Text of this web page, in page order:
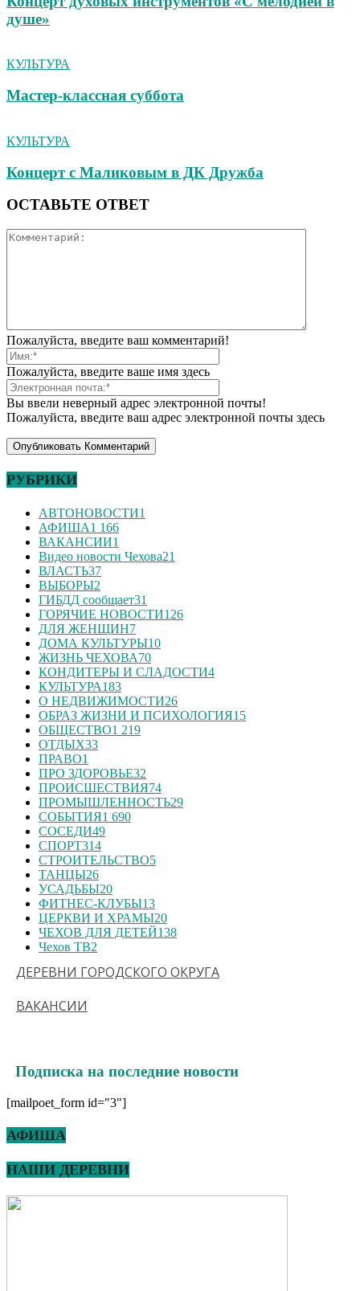
душе»
КУЛЬТУРА
Мастер-классная суббота
КУЛЬТУРА
Концерт с Маликовым в ДК Дружба
ОСТАВЬТЕ ОТВЕТ
Пожалуйста, введите ваш комментарий!
Пожалуйста, введите ваше имя здесь
Вы ввели неверный адрес электронной почты!
Пожалуйста, введите ваш адрес электронной почты здесь
РУБРИКИ
АВТОНОВОСТИ1
АФИША1 166
ВАКАНСИИ1
Видео новости Чехова21
ВЛАСТЬ37
ВЫБОРЫ2
ГИБДД сообщает31
ГОРЯЧИЕ НОВОСТИ126
ДЛЯ ЖЕНЩИН7
ДОМА КУЛЬТУРЫ10
ЖИЗНЬ ЧЕХОВА70
КОНДИТЕРЫ И СЛАДОСТИ4
КУЛЬТУРА183
О НЕДВИЖИМОСТИ26
ОБРАЗ ЖИЗНИ И ПСИХОЛОГИЯ15
ОБЩЕСТВО1 219
ОТДЫХ33
ПРАВО1
ПРО ЗДОРОВЬЕ32
ПРОИСШЕСТВИЯ74
ПРОМЫШЛЕННОСТЬ29
СОБЫТИЯ1 690
СОСЕДИ49
СПОРТ314
СТРОИТЕЛЬСТВО5
ТАНЦЫ26
УСАДЬБЫ20
ФИТНЕС-КЛУБЫ13
ЦЕРКВИ И ХРАМЫ20
ЧЕХОВ ДЛЯ ДЕТЕЙ138
Чехов ТВ2
ДЕРЕВНИ ГОРОДСКОГО ОКРУГА
ВАКАНСИИ
Подписка на последние новости
[mailpoet_form id="3"]
АФИША
НАШИ ДЕРЕВНИ